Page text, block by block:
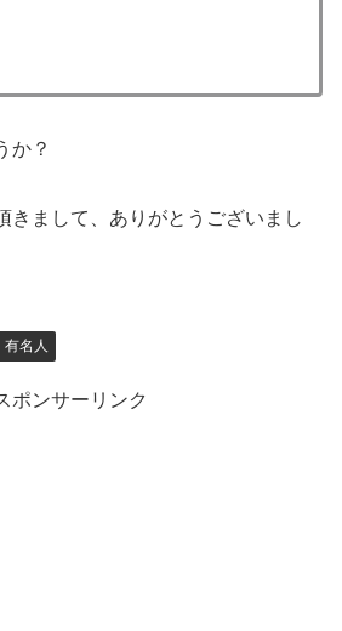
か？
きまして、ありがとうございまし
名人
ポンサーリンク